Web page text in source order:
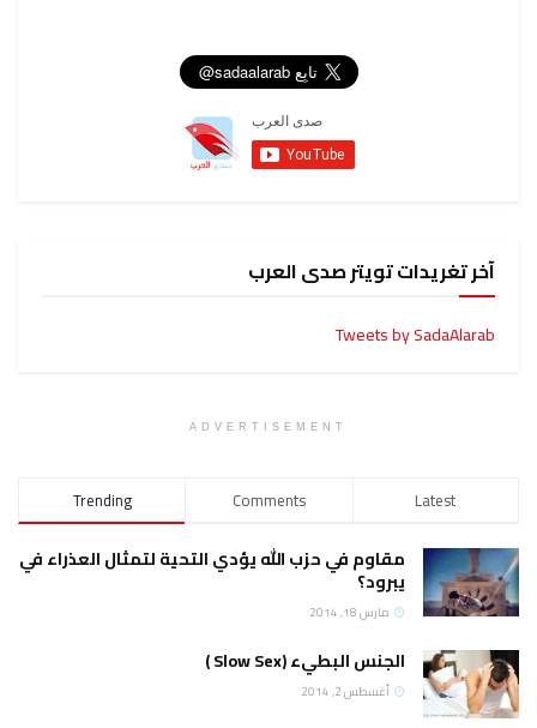
آخر تغريدات تويتر صدى العرب
Tweets by SadaAlarab
ADVERTISEMENT
Trending Comments Latest
مقاوم في حزب الله يؤدي التحية لتمثال العذراء في
يبرود؟
مارس 18, 2014
الجنس البطيء (Slow Sex )
أغسطس 2, 2014